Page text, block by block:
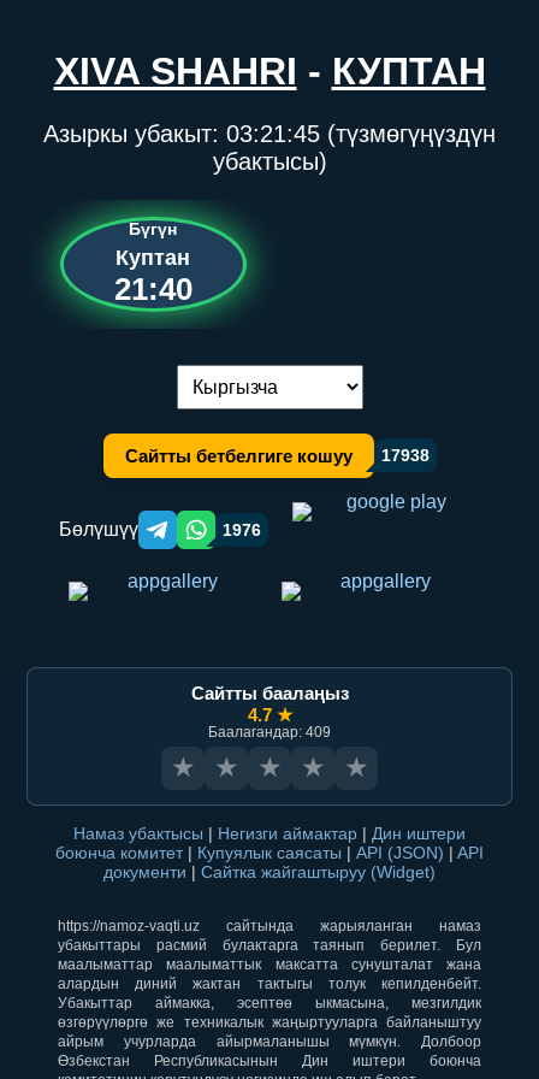
XIVA SHAHRI - КУПТАН
Азыркы убакыт: 03:21:45 (түзмөгүңүздүн
убактысы)
Бүгүн
Куптан
21:40
Тилди алмаштыруу:
Сайтты бетбелгиге кошуу 17938
Бөлүшүү Telegram orqali ulashish
WhatsApp orqali ulashish
1976
Сайтты баалаңыз
4.7 ★
Баалагандар: 409
★ ★ ★ ★ ★
Намаз убактысы | Негизги аймактар | Дин иштери
боюнча комитет | Купуялык саясаты | API (JSON) | API
документи | Сайтка жайгаштыруу (Widget)
https://namoz-vaqti.uz сайтында жарыяланган намаз
убакыттары расмий булактарга таянып берилет. Бул
маалыматтар маалыматтык максатта сунушталат жана
алардын диний жактан тактыгы толук кепилденбейт.
Убакыттар аймакка, эсептөө ыкмасына, мезгилдик
өзгөрүүлөргө же техникалык жаңыртууларга байланыштуу
айрым учурларда айырмаланышы мүмкүн. Долбоор
Өзбекстан Республикасынын Дин иштери боюнча